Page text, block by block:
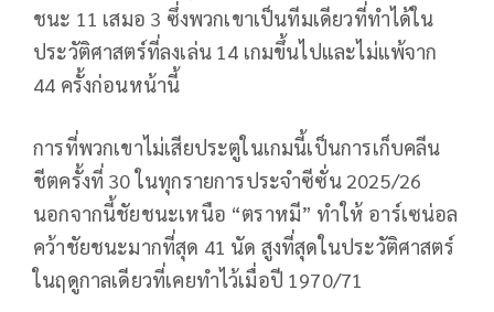
ชนะ 11 เสมอ 3 ซึ่งพวกเขาเป็นทีมเดียวที่ทำได้ใน
ประวัติศาสตร์ที่ลงเล่น 14 เกมขึ้นไปและไม่แพ้จาก
44 ครั้งก่อนหน้านี้
การที่พวกเขาไม่เสียประตูในเกมนี้เป็นการเก็บคลีน
ชีตครั้งที่ 30 ในทุกรายการประจำซีซั่น 2025/26
นอกจากนี้ชัยชนะเหนือ “ตราหมี” ทำให้ อาร์เซน่อล
คว้าชัยชนะมากที่สุด 41 นัด สูงที่สุดในประวัติศาสตร์
ในฤดูกาลเดียวที่เคยทำไว้เมื่อปี 1970/71